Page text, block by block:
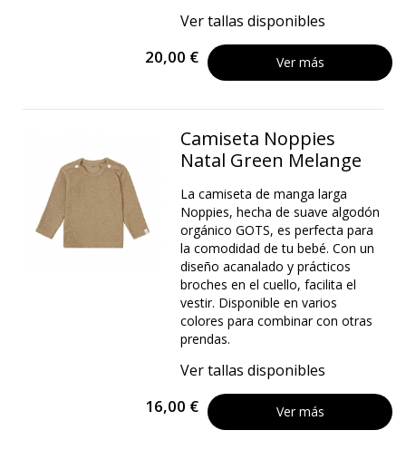
Ver tallas disponibles
20,00 € Ver más
Camiseta Noppies
Natal Green Melange
La camiseta de manga larga
Noppies, hecha de suave algodón
orgánico GOTS, es perfecta para
la comodidad de tu bebé. Con un
diseño acanalado y prácticos
broches en el cuello, facilita el
vestir. Disponible en varios
colores para combinar con otras
prendas.
Ver tallas disponibles
16,00 € Ver más